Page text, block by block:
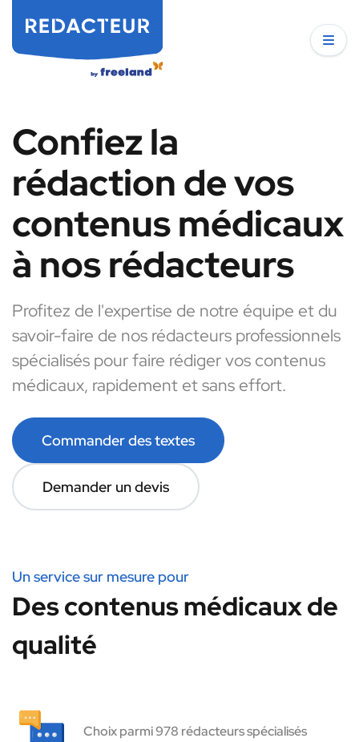
Confiez la
rédaction de vos
contenus médicaux
à nos rédacteurs
Profitez de l'expertise de notre équipe et du
savoir-faire de nos rédacteurs professionnels
spécialisés pour faire rédiger vos contenus
médicaux, rapidement et sans effort.
Commander des textes
Demander un devis
Un service sur mesure pour
Des contenus médicaux de
qualité
Choix parmi 978 rédacteurs spécialisés